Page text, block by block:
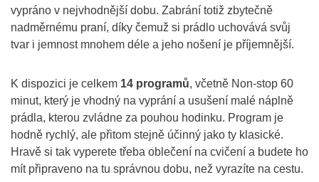
vypráno v nejvhodnější dobu. Zabrání totiž zbytečně
nadměrnému praní, díky čemuž si prádlo uchovává svůj
tvar i jemnost mnohem déle a jeho nošení je příjemnější.
K dispozici je celkem 14 programů, včetně Non-stop 60
minut, který je vhodný na vyprání a usušení malé náplně
prádla, kterou zvládne za pouhou hodinku. Program je
hodně rychlý, ale přitom stejně účinný jako ty klasické.
Hravě si tak vyperete třeba oblečení na cvičení a budete ho
mít připraveno na tu správnou dobu, než vyrazíte na cestu.